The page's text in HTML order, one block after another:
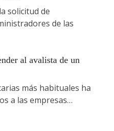
solicitud de
de las
al avalista de un
más habituales ha
a las empresas…